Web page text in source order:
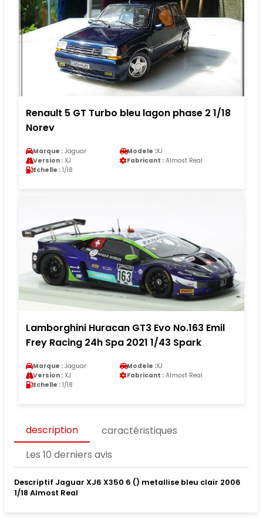
Renault 5 GT Turbo bleu lagon phase 2 1/18
Norev
Marque : Jaguar Modele :XJ
Version : XJ Fabricant : Almost Real
Echelle : 1/18
Lamborghini Huracan GT3 Evo No.163 Emil
Frey Racing 24h Spa 2021 1/43 Spark
Marque : Jaguar Modele :XJ
Version : XJ Fabricant : Almost Real
Echelle : 1/18
description
caractéristiques
Les 10 derniers avis
Descriptif Jaguar XJ6 X350 6 () metallise bleu clair 2006
1/18 Almost Real